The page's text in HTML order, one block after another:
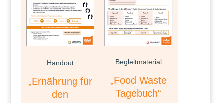
Handout
„Ernährung für
den
Begleitmaterial
„Food Waste
Tagebuch“